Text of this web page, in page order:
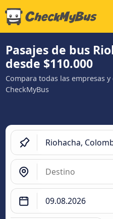
Pasajes de bus
desde $110.000
Compara todas las empresas
CheckMyBus